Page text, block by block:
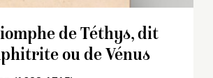
de Téthys, dit
ou de Vénus